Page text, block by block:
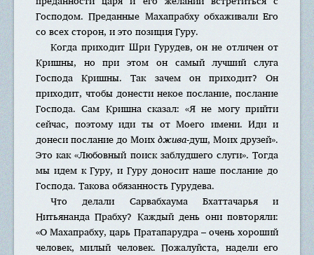
Господом. Преданные Махапрабху обхаживали Его
со всех сторон, и это позиция Гуру.
Когда приходит Шри Гурудев, он не отличен от
Кришны, но при этом он самый лучший слуга
Господа Кришны. Так зачем он приходит? Он
приходит, чтобы донести некое послание, послание
Господа. Сам Кришна сказал: «Я не могу прийти
сейчас, поэтому иди ты от Моего имени. Иди и
донеси послание до Моихджива-душ, Моих друзей».
Это как «Любовный поиск заблудшего слуги». Тогда
мы идем к Гуру, и Гуру доносит наше послание до
Господа. Такова обязанность Гурудева.
Что делали Сарвабхаума Бхаттачарья и
Нитьянанда Прабху? Каждый день они повторяли:
«О Махапрабху, царь Пратапарудра – очень хороший
человек, милый человек. Пожалуйста, надели его